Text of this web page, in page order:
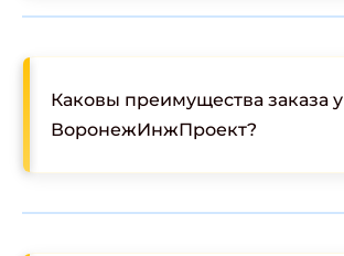
Каковы преимущества заказа у
ВоронежИнжПроект?